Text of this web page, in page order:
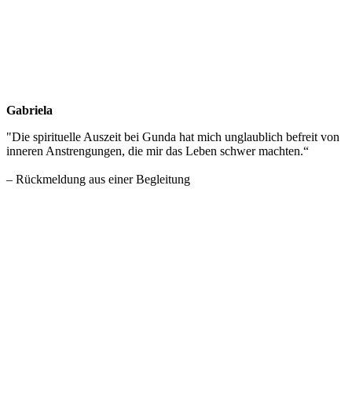
Gabriela
"Die spirituelle Auszeit bei Gunda hat mich unglaublich befreit von
inneren Anstrengungen, die mir das Leben schwer machten.“
– Rückmeldung aus einer Begleitung